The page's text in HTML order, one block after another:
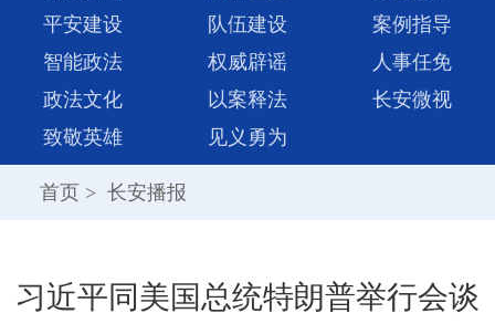
平安建设
队伍建设
案例指导
智能政法
权威辟谣
人事任免
政法文化
以案释法
长安微视
致敬英雄
见义勇为
首页 > 长安播报
习近平同美国总统特朗普举行会谈